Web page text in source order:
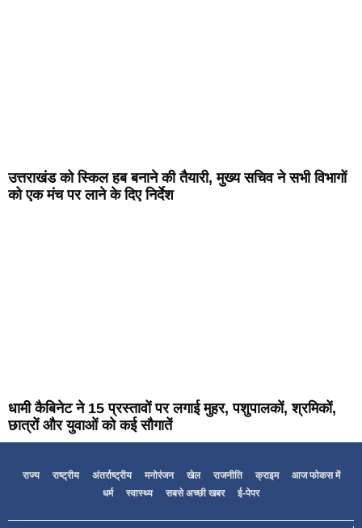
उत्तराखंड को स्किल हब बनाने की तैयारी, मुख्य सचिव ने सभी विभागों
को एक मंच पर लाने के दिए निर्देश
धामी कैबिनेट ने 15 प्रस्तावों पर लगाई मुहर, पशुपालकों, श्रमिकों,
छात्रों और युवाओं को कई सौगातें
राज्य राष्ट्रीय अंतर्राष्ट्रीय मनोरंजन खेल राजनीति क्राइम
आज फोकस में
धर्म
स्वास्थ्य सबसे अच्छी खबर ई-पेपर